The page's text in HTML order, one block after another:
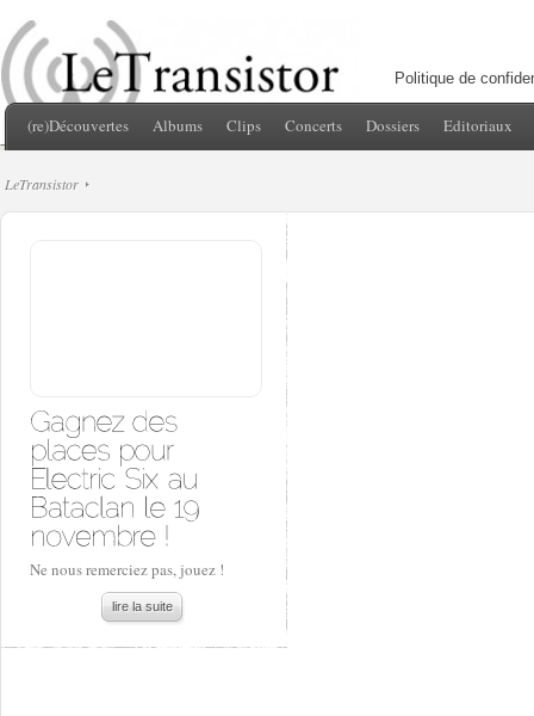
Politique de
(re)Découvertes Albums Clips Concerts Dossiers Editoriaux
LeTransistor
Ne nous remerciez pas, jouez !
lire la suite